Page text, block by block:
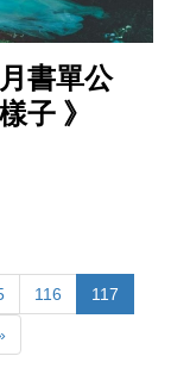
書單公
子 》
116 117